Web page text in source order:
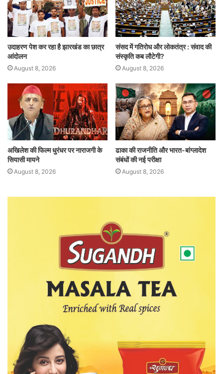
उदाहरण पेश कर रहा है झारखंड का छात्र
आंदोलन
August 8, 2026
संसद में गतिरोध और लोकतंत्र : संवाद की
संस्कृति कब लौटेगी?
August 8, 2026
अखिलेश की फिल्म धुरंधर पर नाराजगी के
सियासी मायने
August 8, 2026
ढाका की राजनीति और भारत-बांग्लादेश
संबंधों की नई परीक्षा
August 8, 2026